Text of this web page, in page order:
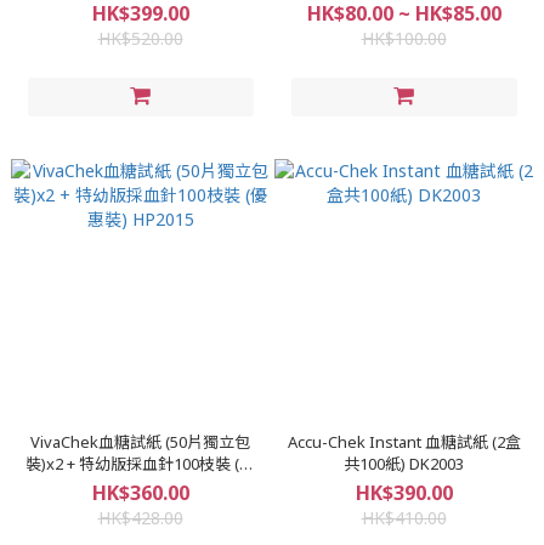
HK$399.00
HK$520.00
2026** LF2006
HK$80.00 ~ HK$85.00
HK$100.00
VivaChek血糖試紙 (50片獨立包
裝)x2 + 特幼版採血針100枝裝 (優
惠裝) HP2015
HK$360.00
HK$428.00
Accu-Chek Instant 血糖試紙 (2盒
共100紙) DK2003
HK$390.00
HK$410.00